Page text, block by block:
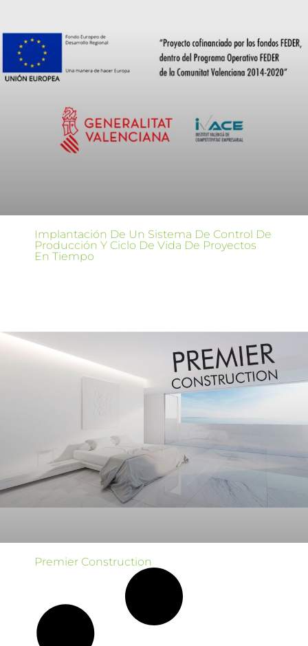
Implantación De Un Sistema De Control De
Producción Y Ciclo De Vida De Proyectos
En Tiempo
Premier Construction